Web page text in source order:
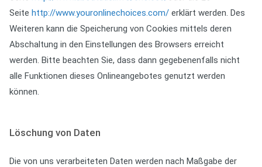
Seite http://www.youronlinechoices.com/ erklärt werden. Des
Weiteren kann die Speicherung von Cookies mittels deren
Abschaltung in den Einstellungen des Browsers erreicht
werden. Bitte beachten Sie, dass dann gegebenenfalls nicht
alle Funktionen dieses Onlineangebotes genutzt werden
können.
Löschung von Daten
Die von uns verarbeiteten Daten werden nach Maßgabe der